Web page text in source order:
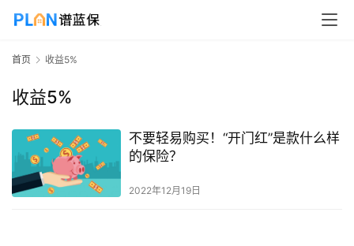
首页 收益5%
收益5%
不要轻易购买！“开门红”是款什么样
的保险？
2022年12月19日